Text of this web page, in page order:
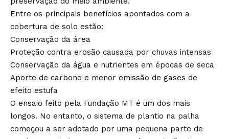
Entre os principais benefícios apontados com a
cobertura de solo estão:
Conservação da área
Proteção contra erosão causada por chuvas intensas
Conservação da água e nutrientes em épocas de seca
Aporte de carbono e menor emissão de gases de
efeito estufa
O ensaio feito pela Fundação MT é um dos mais
longos. No entanto, o sistema de plantio na palha
começou a ser adotado por uma pequena parte de